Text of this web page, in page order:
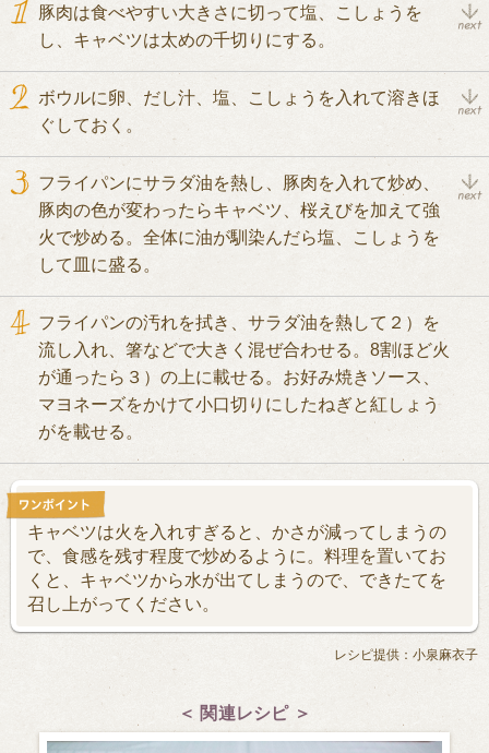
豚肉は食べやすい大きさに切って塩、こしょうを
し、キャベツは太めの千切りにする。
ボウルに卵、だし汁、塩、こしょうを入れて溶きほ
ぐしておく。
フライパンにサラダ油を熱し、豚肉を入れて炒め、
豚肉の色が変わったらキャベツ、桜えびを加えて強
火で炒める。全体に油が馴染んだら塩、こしょうを
して皿に盛る。
フライパンの汚れを拭き、サラダ油を熱して２）を
流し入れ、箸などで大きく混ぜ合わせる。8割ほど火
が通ったら３）の上に載せる。お好み焼きソース、
マヨネーズをかけて小口切りにしたねぎと紅しょう
がを載せる。
キャベツは火を入れすぎると、かさが減ってしまうの
で、食感を残す程度で炒めるように。料理を置いてお
くと、キャベツから水が出てしまうので、できたてを
召し上がってください。
レシピ提供：小泉麻衣子
＜ 関連レシピ ＞